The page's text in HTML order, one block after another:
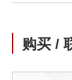
购买 /